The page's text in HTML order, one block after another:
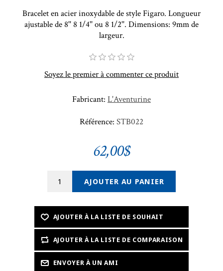
Bracelet en acier inoxydable de style Figaro. Longueur
ajustable de 8'' 8 1/4'' ou 8 1/2''. Dimensions: 9mm de
largeur.
Soyez le premier à commenter ce produit
Fabricant: L'Aventurine
Référence: STB022
62,00$